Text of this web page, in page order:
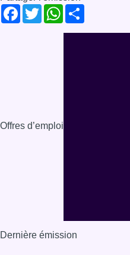
Facebook
TwitterWhatsApp
Offres d’emploi
Dernière émission